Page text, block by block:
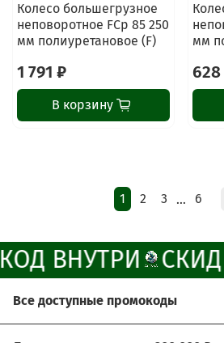
Колесо большегрузное
неповоротное FCp 85 250
мм полиуретановое (F)
1 791 ₽
В корзину
мм
1 2 3 … 6
ВНУТРИ
Все доступные промокоды
Наши мессенджеры
Свяжитесь с нами через любой
Электронная почта
Позвонить
Группа Вконтакте